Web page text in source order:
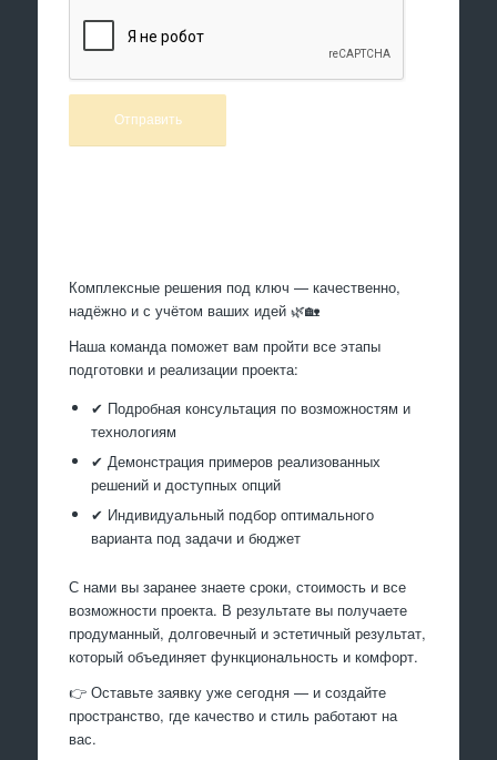
Комплексные решения под ключ — качественно,
надёжно и с учётом ваших идей 🌿🏡
Наша команда поможет вам пройти все этапы
подготовки и реализации проекта:
✔ Подробная консультация по возможностям и
технологиям
✔ Демонстрация примеров реализованных
решений и доступных опций
✔ Индивидуальный подбор оптимального
варианта под задачи и бюджет
С нами вы заранее знаете сроки, стоимость и все
возможности проекта. В результате вы получаете
продуманный, долговечный и эстетичный результат,
который объединяет функциональность и комфорт.
👉 Оставьте заявку уже сегодня — и создайте
пространство, где качество и стиль работают на
вас.